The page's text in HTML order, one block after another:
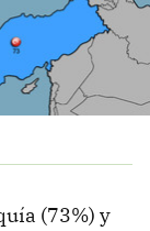
(73%) y